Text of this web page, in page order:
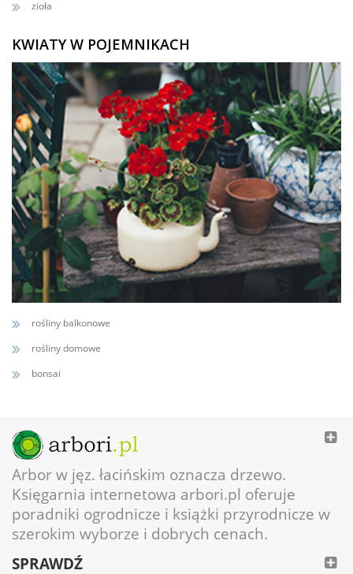
zioła
KWIATY W POJEMNIKACH
rośliny balkonowe
rośliny domowe
bonsai
Arbor w jęz. łacińskim oznacza drzewo.
Księgarnia internetowa arbori.pl oferuje
poradniki ogrodnicze i książki przyrodnicze w
szerokim wyborze i dobrych cenach.
SPRAWDŹ